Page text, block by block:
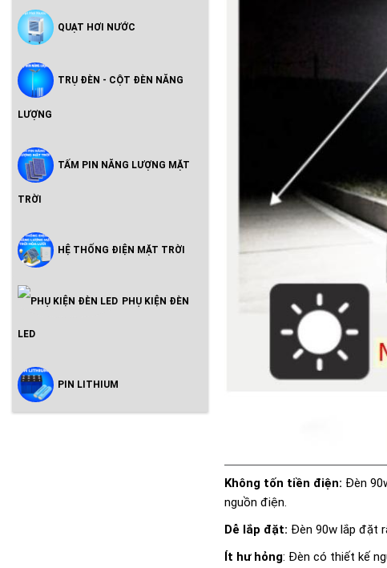
QUẠT HƠI NƯỚC
TRỤ ĐÈN - CỘT ĐÈN NĂNG
LƯỢNG
TẤM PIN NĂNG LƯỢNG MẶT
TRỜI
HỆ THỐNG ĐIỆN MẶT TRỜI
Inveter Hòa Lưới Có Lưu Trữ -
PHỤ KIỆN ĐÈN
LED
PIN LITHIUM
Không tốn tiền điện: Đèn
nguồn điện.
Dễ lắp đặt: Đèn 90w lắp đặt
Ít hư hỏng: Đèn có thiết kế